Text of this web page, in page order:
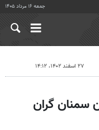
جمعه ۱۶ مرداد ۱۴۰۵
۲۷ اسفند ۱۴۰۲، ۱۴:۱۲
سمنان گران